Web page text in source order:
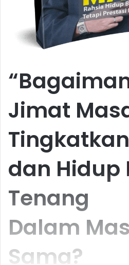
Jimat
dan Hidup
Tenang
Dalam
Sama?